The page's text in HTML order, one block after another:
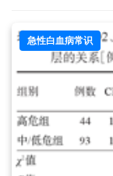
急性白血病常识